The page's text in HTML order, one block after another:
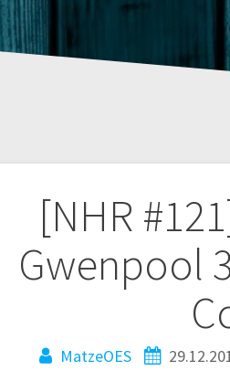
[NHR
Gwenpool
MatzeOES